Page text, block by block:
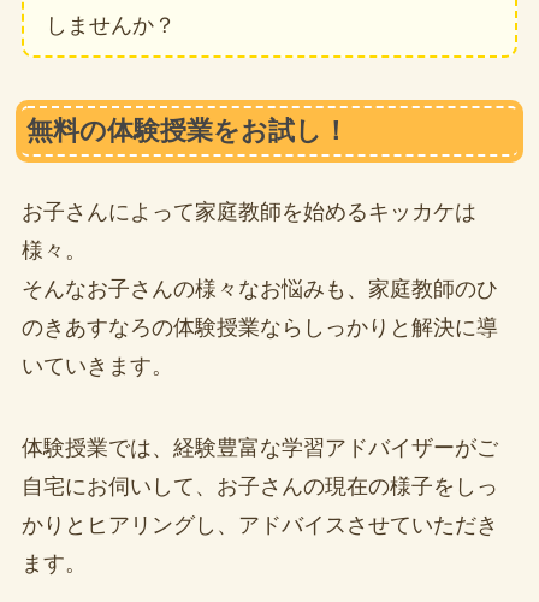
しませんか？
無料の体験授業をお試し！
お子さんによって家庭教師を始めるキッカケは
様々。
そんなお子さんの様々なお悩みも、家庭教師のひ
のきあすなろの体験授業ならしっかりと解決に導
いていきます。
体験授業では、経験豊富な学習アドバイザーがご
自宅にお伺いして、お子さんの現在の様子をしっ
かりとヒアリングし、アドバイスさせていただき
ます。